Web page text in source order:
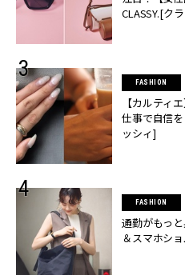
CLASSY.[ク
FASHION
【カルティ
仕事で自信
ッシィ]
FASHION
通勤がもっ
＆スマホシ